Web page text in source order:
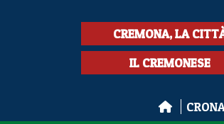
CREMONA, LA
IL CREMONESE